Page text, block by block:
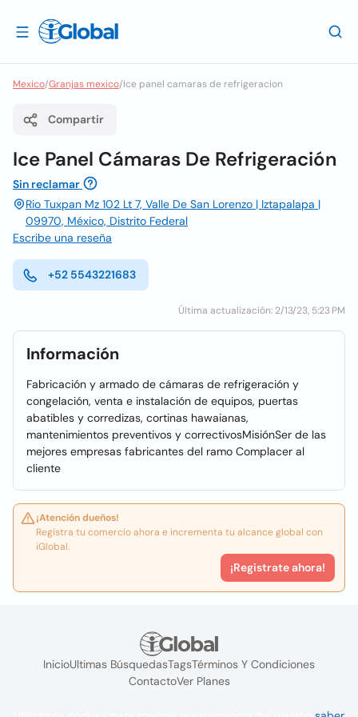
Mexico/Granjas mexico/Ice panel camaras de refrigeracion
Compartir
Ice Panel Cámaras De Refrigeración
Sin reclamar
Rio Tuxpan Mz 102 Lt 7, Valle De San Lorenzo | Iztapalapa |
09970, México, Distrito Federal
Escribe una reseña
+52 5543221683
Última actualización: 2/13/23, 5:23 PM
Información
Fabricación y armado de cámaras de refrigeración y
congelación, venta e instalación de equipos, puertas
abatibles y corredizas, cortinas hawaianas,
mantenimientos preventivos y correctivosMisiónSer de las
mejores empresas fabricantes del ramo Complacer al
cliente
¡Atención dueños!
Registra tu comercio ahora e incrementa tu alcance global con
iGlobal.
¡Registrate ahora!
InicioUltimas BúsquedasTagsTérminos Y Condiciones
ContactoVer Planes